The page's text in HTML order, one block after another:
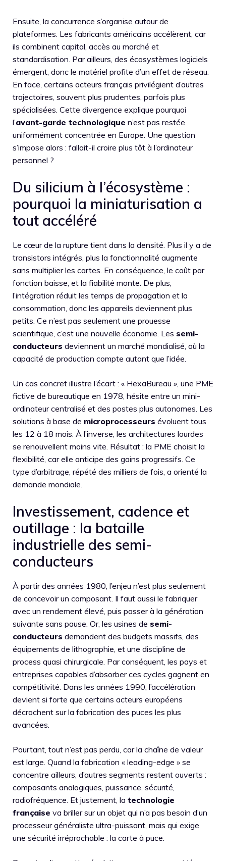
Ensuite, la concurrence s’organise autour de
plateformes. Les fabricants américains accélèrent, car
ils combinent capital, accès au marché et
standardisation. Par ailleurs, des écosystèmes logiciels
émergent, donc le matériel profite d’un effet de réseau.
En face, certains acteurs français privilégient d’autres
trajectoires, souvent plus prudentes, parfois plus
spécialisées. Cette divergence explique pourquoi
l’avant-garde technologique n’est pas restée
uniformément concentrée en Europe. Une question
s’impose alors : fallait-il croire plus tôt à l’ordinateur
personnel ?
Du silicium à l’écosystème :
pourquoi la miniaturisation a
tout accéléré
Le cœur de la rupture tient dans la densité. Plus il y a de
transistors intégrés, plus la fonctionnalité augmente
sans multiplier les cartes. En conséquence, le coût par
fonction baisse, et la fiabilité monte. De plus,
l’intégration réduit les temps de propagation et la
consommation, donc les appareils deviennent plus
petits. Ce n’est pas seulement une prouesse
scientifique, c’est une nouvelle économie. Les semi-
conducteurs deviennent un marché mondialisé, où la
capacité de production compte autant que l’idée.
Un cas concret illustre l’écart : « HexaBureau », une PME
fictive de bureautique en 1978, hésite entre un mini-
ordinateur centralisé et des postes plus autonomes. Les
solutions à base de microprocesseurs évoluent tous
les 12 à 18 mois. À l’inverse, les architectures lourdes
se renouvellent moins vite. Résultat : la PME choisit la
flexibilité, car elle anticipe des gains progressifs. Ce
type d’arbitrage, répété des milliers de fois, a orienté la
demande mondiale.
Investissement, cadence et
outillage : la bataille
industrielle des semi-
conducteurs
À partir des années 1980, l’enjeu n’est plus seulement
de concevoir un composant. Il faut aussi le fabriquer
avec un rendement élevé, puis passer à la génération
suivante sans pause. Or, les usines de semi-
conducteurs demandent des budgets massifs, des
équipements de lithographie, et une discipline de
process quasi chirurgicale. Par conséquent, les pays et
entreprises capables d’absorber ces cycles gagnent en
compétitivité. Dans les années 1990, l’accélération
devient si forte que certains acteurs européens
décrochent sur la fabrication des puces les plus
avancées.
Pourtant, tout n’est pas perdu, car la chaîne de valeur
est large. Quand la fabrication « leading-edge » se
concentre ailleurs, d’autres segments restent ouverts :
composants analogiques, puissance, sécurité,
radiofréquence. Et justement, la technologie
française va briller sur un objet qui n’a pas besoin d’un
processeur généraliste ultra-puissant, mais qui exige
une sécurité irréprochable : la carte à puce.